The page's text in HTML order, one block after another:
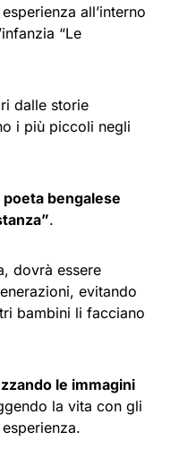
all’interno
“Le
dalle storie
i più piccoli negli
bengalese
.
dovrà essere
evitando
bambini li facciano
le immagini
la vita con gli